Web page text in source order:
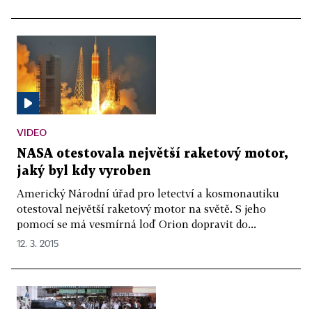
VIDEO
NASA otestovala největší raketový motor,
jaký byl kdy vyroben
Americký Národní úřad pro letectví a kosmonautiku
otestoval největší raketový motor na světě. S jeho
pomocí se má vesmírná loď Orion dopravit do...
12. 3. 2015